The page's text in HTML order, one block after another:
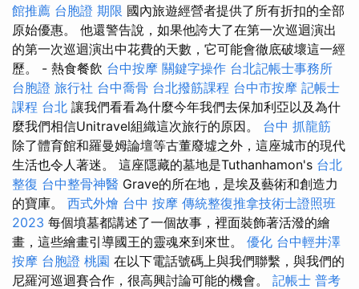
館推薦 台胞證 期限 國內旅遊經營者提供了所有折扣的全部
原始優惠。 他還警告說，如果他誇大了在第一次巡迴演出
的第一次巡迴演出中花費的天數，它可能會徹底破壞這一經
歷。 - 熱食餐飲 台中按摩 關鍵字操作 台北記帳士事務所
台胞證 旅行社 台中喬骨 台北撥筋課程 台中市按摩 記帳士
課程 台北 讓我們看看為什麼今年我們去保加利亞以及為什
麼我們相信Unitravel組織這次旅行的原因。 台中 抓龍筋
除了體育館和羅曼姆論壇等古董廢墟之外，這座城市的現代
生活也令人著迷。 這座隱藏的墓地是Tuthanhamon's 台北
整復 台中整骨神醫 Grave的所在地，是埃及藝術和創造力
的寶庫。 西式外燴 台中 按摩 傳統整復推拿技術士證照班
2023 每個墳墓都講述了一個故事，裡面裝飾著活潑的繪
畫，這些繪畫引導國王的靈魂來到來世。 優化 台中輕井澤
按摩 台胞證 桃園 在以下電話號碼上與我們聯繫，與我們的
尼羅河巡迴賽合作，很高興討論可能的機會。 記帳士 普考